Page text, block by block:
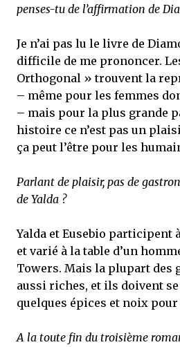
penses-tu de l’affirmation de
Je n’ai pas lu le livre de
difficile de me prononcer.
Orthogonal » trouvent la
– même pour les femmes
– mais pour la plus grande
histoire ce n’est pas un
ça peut l’être pour les
Parlant de plaisir, pas de
de Yalda ?
Yalda et Eusebio participent
et varié à la table d’un
Towers. Mais la plupart des
aussi riches, et ils doivent
quelques épices et noix
A la toute fin du troisième